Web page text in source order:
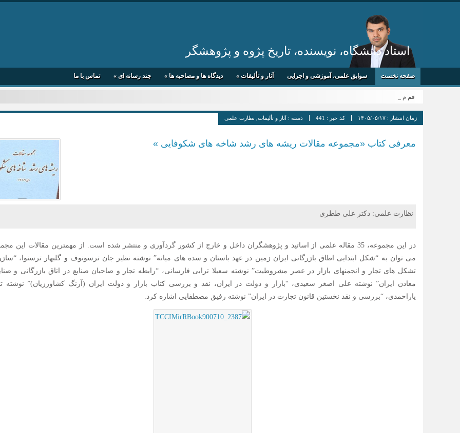
استاد دانشگاه، نویسنده، تاریخ پژوه و پژوهشگر
صفحه نخست سوابق علمی، آموزشی و اجرایی آثار و تألیفات » دیدگاه ها و مصاحبه ها » چند رسانه ای » تماس با ما
قم میزبان _
زمان انتشار : ۱۴۰۵/۰۵/۱۷ کد خبر : 441 دسته : آثار و تألیفات نظارت علمی
معرفی کتاب «مجموعه مقالات ریشه‌ های رشد شاخه‌ های شکوفایی »
نظارت علمی: دکتر علی ططری
در این مجموعه، 35 مقاله علمی از اساتید و پژوهشگران داخل و خارج از کشور گردآوری و منتشر شده است. از مهمترین مقالات این
می­ توان به “شکل ابتدایی اطاق بازرگانی ایران زمین در عهد باستان و سده ­های میانه” نوشته نظیر جان ترسونوف و گلبهار ترسنوا،
تشکل ­های تجار و انجمن­های بازار در عصر مشروطیت” نوشته سعیلا ترابی فارسانی، “رابطه تجار و صاحبان صنایع در اتاق بازرگانی و
معادن ایران” نوشته علی اصغر سعیدی، “بازار و دولت در ایران، نقد و بررسی کتاب بازار و دولت ایران (آرنگ کشاورزیان)” نوشته
یاراحمدی، “بررسی و نقد نخستین قانون تجارت در ایران” نوشته رفیق مصطفایی اشاره کرد.